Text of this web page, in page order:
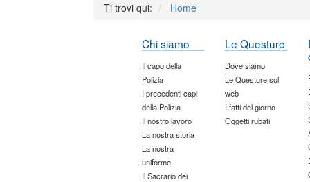
Ti trovi qui: Home
Chi siamo
Il capo della
Polizia
I precedenti capi
della Polizia
Il nostro lavoro
La nostra storia
La nostra
uniforme
Il Sacrario dei
Le Questure
Dove siamo
Le Questure sul
web
I fatti del giorno
Oggetti rubati